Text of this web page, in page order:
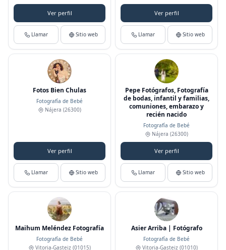
Ver perfil
Llamar Sitio web
Ver perfil
Llamar Sitio web
Fotos Bien Chulas
Fotografía de Bebé
Nájera (26300)
Ver perfil
Llamar Sitio web
Pepe Fotógrafos, Fotografía
de bodas, infantil y familias,
comuniones, embarazo y
recién nacido
Fotografía de Bebé
Nájera (26300)
Ver perfil
Llamar Sitio web
Maihum Meléndez Fotografía
Fotografía de Bebé
Vitoria-Gasteiz (01015)
Asier Arriba | Fotógrafo
Fotografía de Bebé
Vitoria-Gasteiz (01010)